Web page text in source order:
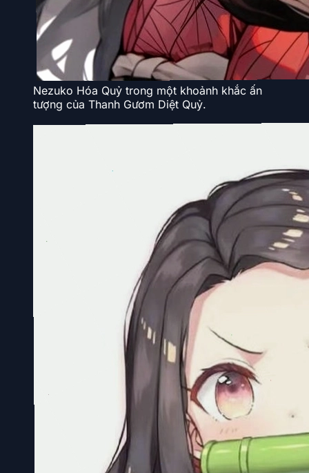
Nezuko Hóa Quỷ trong một khoảnh khắc ấn
tượng của Thanh Gươm Diệt Quỷ.